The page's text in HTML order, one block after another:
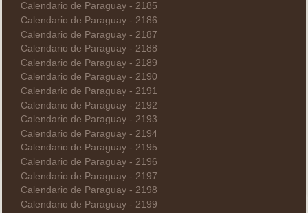
Calendario de Paraguay - 2185
Calendario de Paraguay - 2186
Calendario de Paraguay - 2187
Calendario de Paraguay - 2188
Calendario de Paraguay - 2189
Calendario de Paraguay - 2190
Calendario de Paraguay - 2191
Calendario de Paraguay - 2192
Calendario de Paraguay - 2193
Calendario de Paraguay - 2194
Calendario de Paraguay - 2195
Calendario de Paraguay - 2196
Calendario de Paraguay - 2197
Calendario de Paraguay - 2198
Calendario de Paraguay - 2199